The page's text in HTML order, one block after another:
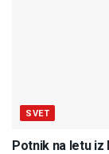
SVET
Potnik na letu iz